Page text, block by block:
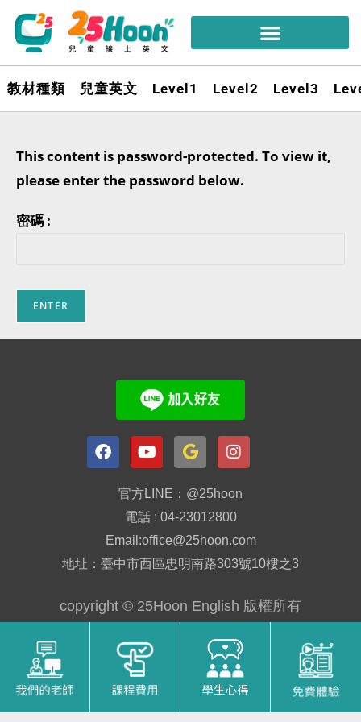
教材種類 兒童英文 Level1 Level2 Level3
This content is password-protected. To view it,
please enter the password below.
密碼 :
官方LINE：@25hoon
電話 : 04-23012800
Email:office@25hoon.com
地址：臺中市西區忠明南路303號10樓之3
copyright © 25Hoon English 版權所有